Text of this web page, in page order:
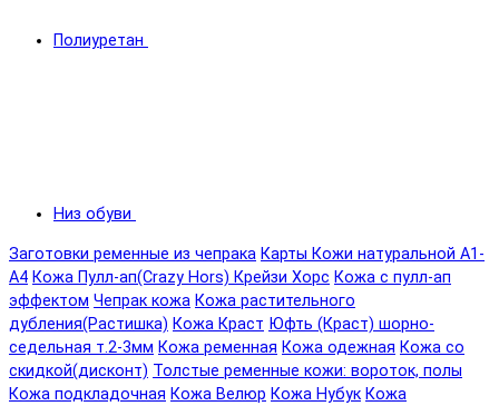
Полиуретан
Низ обуви
Заготовки ременные из чепрака Карты Кожи натуральной А1-
А4 Кожа Пулл-ап(Crazy Hors) Крейзи Хорс Кожа с пулл-ап
эффектом Чепрак кожа Кожа растительного
дубления(Растишка) Кожа Краст Юфть (Краст) шорно-
седельная т.2-3мм Кожа ременная Кожа одежная Кожа со
скидкой(дисконт) Толстые ременные кожи: вороток, полы
Кожа подкладочная Кожа Велюр Кожа Нубук Кожа